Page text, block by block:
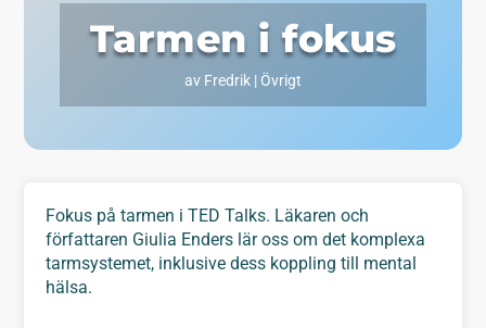
Tarmen i fokus
av Fredrik | Övrigt
Fokus på tarmen i TED Talks. Läkaren och
författaren Giulia Enders lär oss om det komplexa
tarmsystemet, inklusive dess koppling till mental
hälsa.